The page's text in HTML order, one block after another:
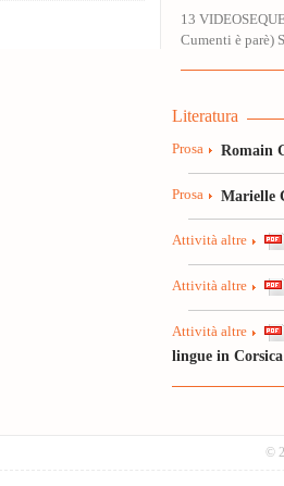
13
Cumenti è parè)
Literatura
Prosa Romain
Prosa Marielle
Attività altre
Attività altre
Attività altre
lingue in Corsica
©